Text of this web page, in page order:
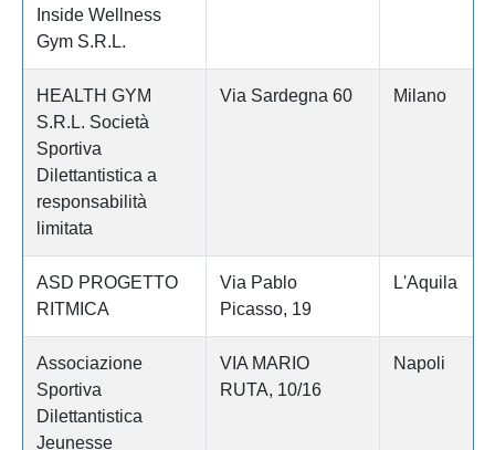
Inside Wellness
Gym S.R.L.
HEALTH GYM
S.R.L. Società
Sportiva
Dilettantistica a
responsabilità
limitata
Via Sardegna 60 Milano
ASD PROGETTO
RITMICA
Via Pablo
Picasso, 19
L'Aquila
Associazione
Sportiva
Dilettantistica
Jeunesse
VIA MARIO
RUTA, 10/16
Napoli